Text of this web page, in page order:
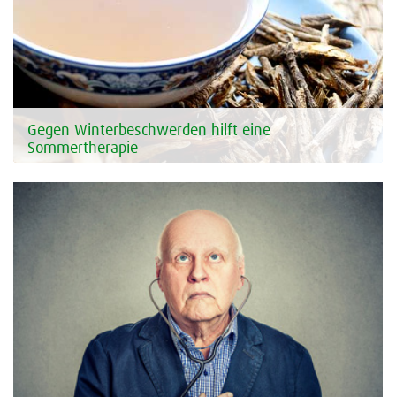
Gegen Winterbeschwerden hilft eine
Sommertherapie